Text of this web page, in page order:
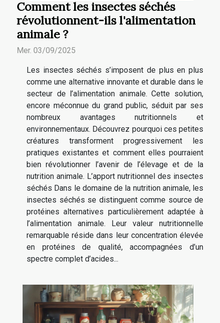
Comment les insectes séchés
révolutionnent-ils l'alimentation
animale ?
Mer. 03/09/2025
Les insectes séchés s’imposent de plus en plus
comme une alternative innovante et durable dans le
secteur de l’alimentation animale. Cette solution,
encore méconnue du grand public, séduit par ses
nombreux avantages nutritionnels et
environnementaux. Découvrez pourquoi ces petites
créatures transforment progressivement les
pratiques existantes et comment elles pourraient
bien révolutionner l’avenir de l’élevage et de la
nutrition animale. L’apport nutritionnel des insectes
séchés Dans le domaine de la nutrition animale, les
insectes séchés se distinguent comme source de
protéines alternatives particulièrement adaptée à
l’alimentation animale. Leur valeur nutritionnelle
remarquable réside dans leur concentration élevée
en protéines de qualité, accompagnées d’un
spectre complet d’acides...